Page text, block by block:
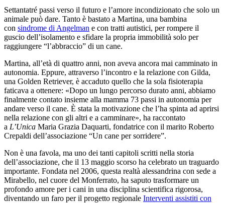
Settantatré passi verso il futuro e l’amore incondizionato che solo un
animale può dare. Tanto è bastato a Martina, una bambina
con sindrome di Angelman e con tratti autistici, per rompere il
guscio dell’isolamento e sfidare la propria immobilità solo per
raggiungere “l’abbraccio” di un cane.
Martina, all’età di quattro anni, non aveva ancora mai camminato in
autonomia. Eppure, attraverso l’incontro e la relazione con Gilda,
una Golden Retriever, è accaduto quello che la sola fisioterapia
faticava a ottenere: «Dopo un lungo percorso durato anni, abbiamo
finalmente contato insieme alla mamma 73 passi in autonomia per
andare verso il cane. È stata la motivazione che l’ha spinta ad aprirsi
nella relazione con gli altri e a camminare», ha raccontato
a L’Unica Maria Grazia Daquarti, fondatrice con il marito Roberto
Crepaldi dell’associazione “Un cane per sorridere”.
Non è una favola, ma uno dei tanti capitoli scritti nella storia
dell’associazione, che il 13 maggio scorso ha celebrato un traguardo
importante. Fondata nel 2006, questa realtà alessandrina con sede a
Mirabello, nel cuore del Monferrato, ha saputo trasformare un
profondo amore per i cani in una disciplina scientifica rigorosa,
diventando un faro per il progetto regionale Interventi assistiti con